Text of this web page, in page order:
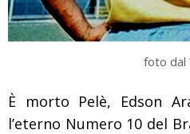
foto dal
È morto Pelè, Edson
l’eterno Numero 10 del